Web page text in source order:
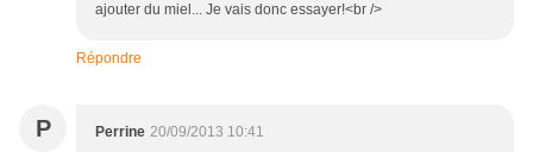
ajouter du miel... Je vais donc essayer!<br />
Répondre
P Perrine 20/09/2013 10:41